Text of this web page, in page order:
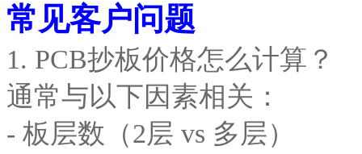
常见客户问题
1. PCB抄板价格怎么计算？
通常与以下因素相关：
- 板层数（2层 vs 多层）